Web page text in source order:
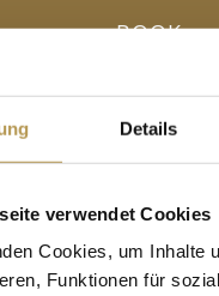
Details
verwendet Cookies
Cookies, um Inhalte
Funktionen für
BOOK